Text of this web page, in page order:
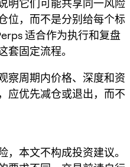
明它们可能共享同一风险
位，而不是分别给每个标
适合作为执行和复盘
套固定流程。
察周期内价格、深度和资
应优先减仓或退出，而不
，本文不构成投资建议。